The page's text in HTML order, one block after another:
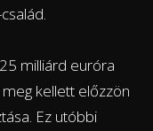
milliárd euróra
kellett előzzön
Ez utóbbi